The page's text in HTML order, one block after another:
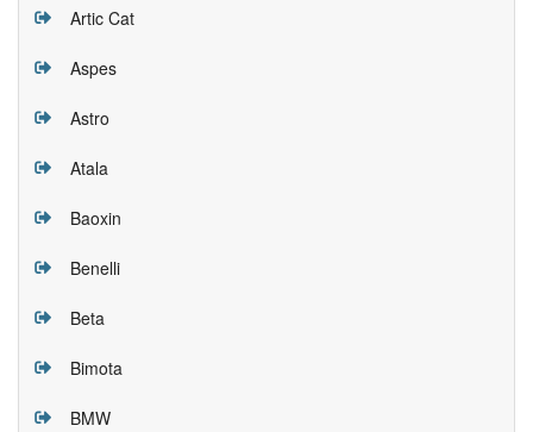
Artic Cat
Aspes
Astro
Atala
Baoxin
Benelli
Beta
Bimota
BMW